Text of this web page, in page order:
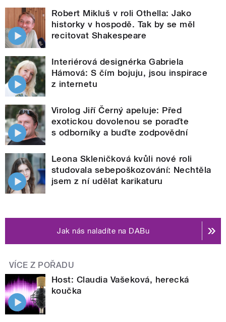
Robert Mikluš v roli Othella: Jako
historky v hospodě. Tak by se měl
recitovat Shakespeare
Interiérová designérka Gabriela
Hámová: S čím bojuju, jsou inspirace
z internetu
Virolog Jiří Černý apeluje: Před
exotickou dovolenou se poraďte
s odborníky a buďte zodpovědní
Leona Skleničková kvůli nové roli
studovala sebepoškozování: Nechtěla
jsem z ní udělat karikaturu
Jak nás naladíte na DABu
VÍCE Z POŘADU
Host: Claudia Vašeková, herecká
koučka